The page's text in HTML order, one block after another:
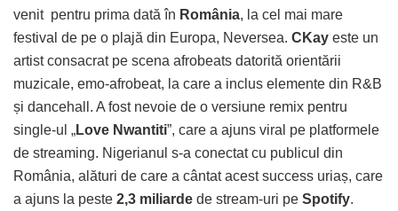
venit pentru prima dată în România, la cel mai mare
festival de pe o plajă din Europa, Neversea. CKay este un
artist consacrat pe scena afrobeats datorită orientării
muzicale, emo-afrobeat, la care a inclus elemente din R&B
și dancehall. A fost nevoie de o versiune remix pentru
single-ul „Love Nwantiti”, care a ajuns viral pe platformele
de streaming. Nigerianul s-a conectat cu publicul din
România, alături de care a cântat acest success uriaș, care
a ajuns la peste 2,3 miliarde de stream-uri pe Spotify.